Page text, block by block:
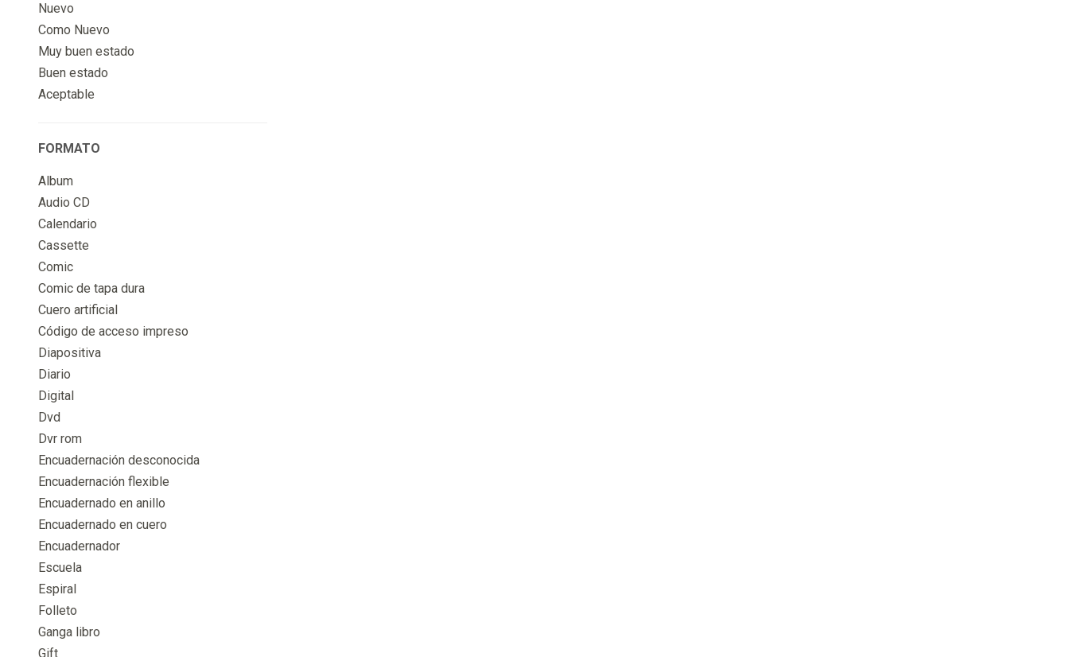
Nuevo
Como Nuevo
Muy buen estado
Buen estado
Aceptable
FORMATO
Album
Audio CD
Calendario
Cassette
Comic
Comic de tapa dura
Cuero artificial
Código de acceso impreso
Diapositiva
Diario
Digital
Dvd
Dvr rom
Encuadernación desconocida
Encuadernación flexible
Encuadernado en anillo
Encuadernado en cuero
Encuadernador
Escuela
Espiral
Folleto
Ganga libro
Gift